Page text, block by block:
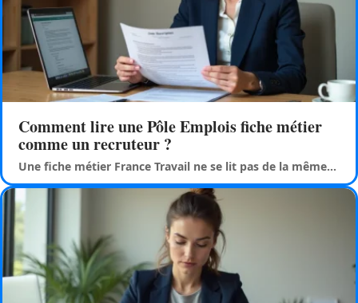
Comment lire une Pôle Emplois fiche métier
comme un recruteur ?
Une fiche métier France Travail ne se lit pas de la même…